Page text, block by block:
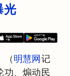
光
（ 明慧网 记
功、煽动民